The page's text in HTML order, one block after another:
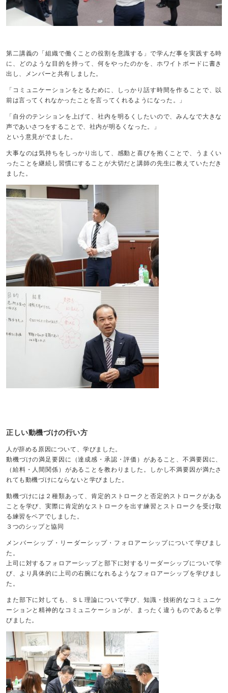
第二講義の「組織で働くことの役割を意識する」で学んだ事を実践する時
に、どのような目的を持って、何をやったのかを、ホワイトボードに書き
出し、メンバーと共有しました。
「コミュニケーションをとるために、しっかり話す時間を作ることで、以
前は言ってくれなかったことを言ってくれるようになった。」
「自分のテンションを上げて、社内を明るくしたいので、みんなで大きな
声であいさつをすることで、社内が明るくなった。」
という意見がでました。
大事なのは気持ちをしっかり出して、感動と喜びを抱くことで、うまくい
ったことを継続し習慣にすることが大切だと講師の先生に教えていただき
ました。
正しい動機づけの行い方
人が辞める原因について、学びました。
動機づけの満足要因に（達成感・承認・評価）があること、不満要因に、
（給料・人間関係）があることを教わりました。しかし不満要因が満たさ
れても動機づけにならないと学びました。
動機づけには２種類あって、肯定的ストロークと否定的ストロークがある
ことを学び、実際に肯定的なストロークを出す練習とストロークを受け取
る練習をペアでしました。
３つのシップと協同
メンバーシップ・リーダーシップ・フォロアーシップについて学びまし
た。
上司に対するフォロアーシップと部下に対するリーダーシップについて学
び、より具体的に上司の右腕になれるようなフォロアーシップを学びまし
た。
また部下に対しても、ＳＬ理論について学び、知識・技術的なコミュニケ
ーションと精神的なコミュニケーションが、まったく違うものであると学
びました。